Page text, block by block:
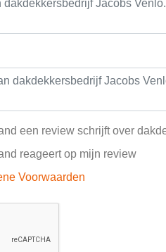
een review schrijft over
reageert op mijn review
Voorwaarden